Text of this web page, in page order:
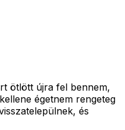
ötlött újra fel bennem,
égetnem rengeteg
és